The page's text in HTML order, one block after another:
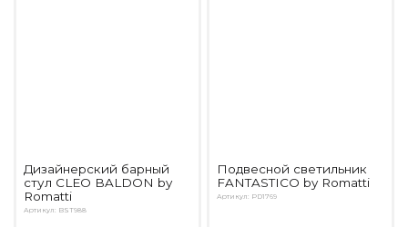
Дизайнерский барный
стул CLEO BALDON by
Romatti
Артикул: BST988
Подвесной светильник
FANTASTICO by Romatti
Артикул: PD1769